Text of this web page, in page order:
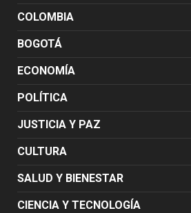
COLOMBIA
BOGOTÁ
ECONOMÍA
POLÍTICA
JUSTICIA Y PAZ
CULTURA
SALUD Y BIENESTAR
CIENCIA Y TECNOLOGÍA